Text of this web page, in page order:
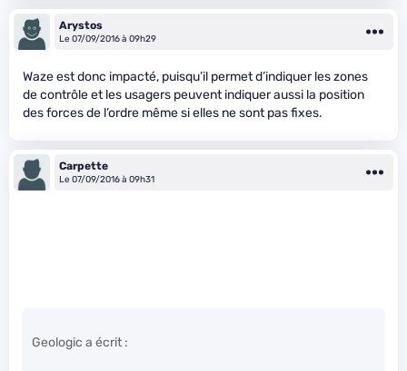
Arystos
Le 07/09/2016 à 09h29
Waze est donc impacté, puisqu’il permet d’indiquer les zones
de contrôle et les usagers peuvent indiquer aussi la position
des forces de l’ordre même si elles ne sont pas fixes.
Carpette
Le 07/09/2016 à 09h31
Geologic a écrit :